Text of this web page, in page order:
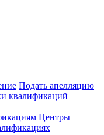
Подать апелляцию
квалификаций
Центры